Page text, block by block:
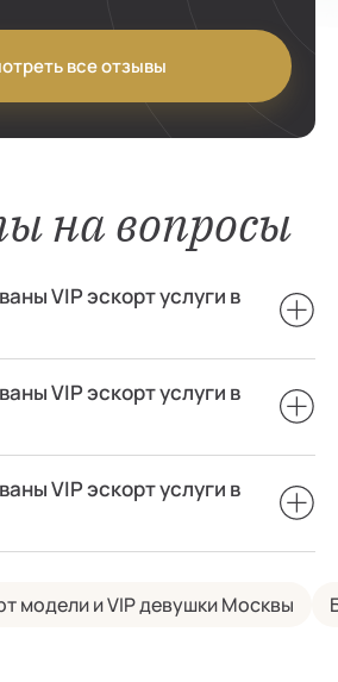
все отзывы
на вопросы
VIP эскорт услуги в
VIP эскорт услуги в
VIP эскорт услуги в
модели и VIP девушки Москвы